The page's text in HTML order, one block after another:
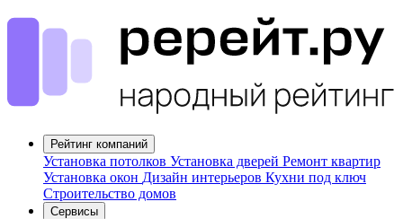
Рейтинг компаний
Установка потолков Установка дверей Ремонт квартир
Установка окон Дизайн интерьеров Кухни под ключ
Строительство домов
Сервисы